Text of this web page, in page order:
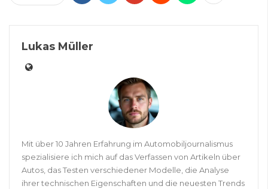
Lukas Müller
Mit über 10 Jahren Erfahrung im Automobiljournalismus
spezialisiere ich mich auf das Verfassen von Artikeln über
Autos, das Testen verschiedener Modelle, die Analyse
ihrer technischen Eigenschaften und die neuesten Trends